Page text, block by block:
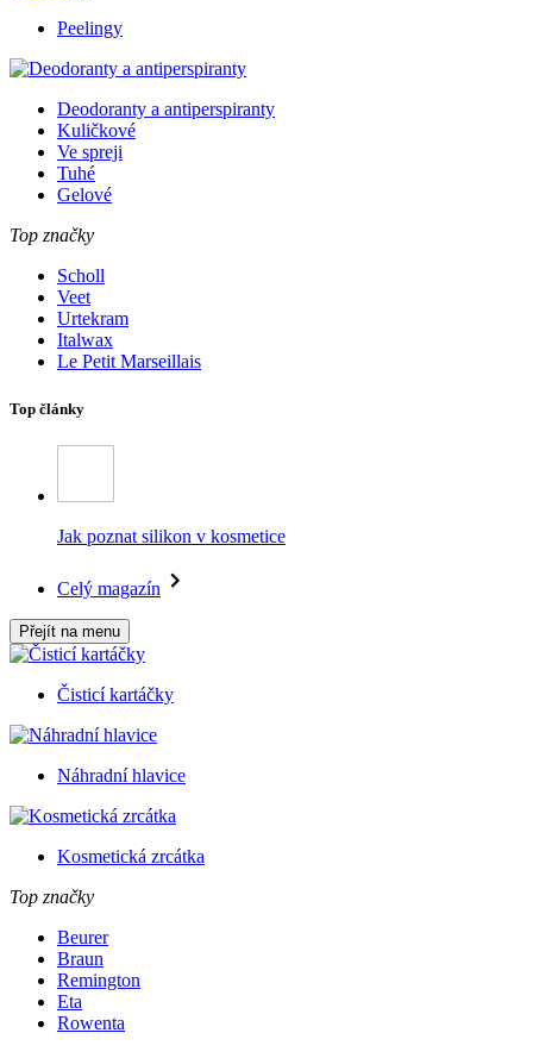
Peelingy
Deodoranty a antiperspiranty
Kuličkové
Ve spreji
Tuhé
Gelové
Top značky
Scholl
Veet
Urtekram
Italwax
Le Petit Marseillais
Top články
Jak poznat silikon v kosmetice
Celý magazín
Přejít na menu
Čisticí kartáčky
Náhradní hlavice
Kosmetická zrcátka
Top značky
Beurer
Braun
Remington
Eta
Rowenta